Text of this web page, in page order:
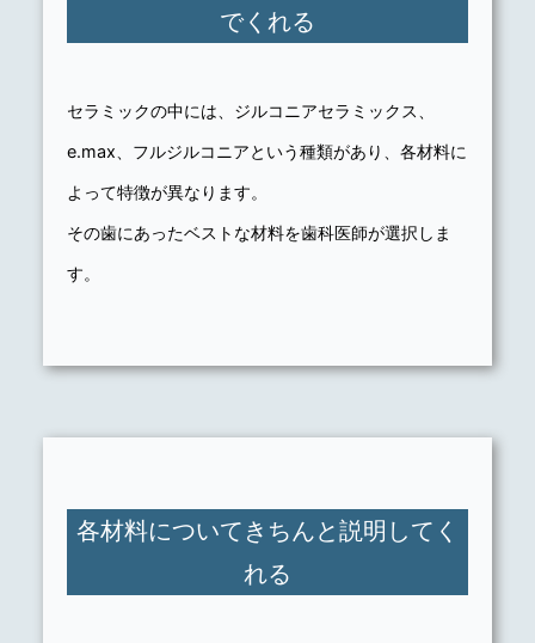
でくれる
セラミックの中には、ジルコニアセラミックス、
e.max、フルジルコニアという種類があり、各材料に
よって特徴が異なります。
その歯にあったベストな材料を歯科医師が選択しま
す。
各材料についてきちんと説明してく
れる